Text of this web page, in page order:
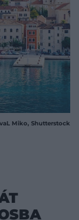
Miko, Shutterstock